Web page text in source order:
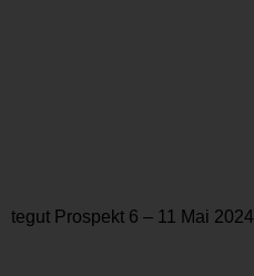
tegut Prospekt 6 – 11 Mai 2024